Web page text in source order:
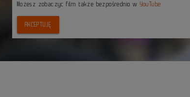
Możesz zobaczyc film także bezpośrednio w YouTube
AKCEPTUJĘ